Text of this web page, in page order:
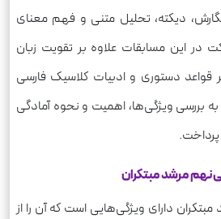
دیکته، تحلیل متنی و فهم معنای
در این مسابقات علاوه بر تقویت زبان
قواعد دستوری و ادبیات کلاسیک فارسی
بررسی ویژگی‌ها، اهمیت و نحوه آمادگی
نهم مرشد مبتکران
دارای ویژگی‌هایی است که آن را از